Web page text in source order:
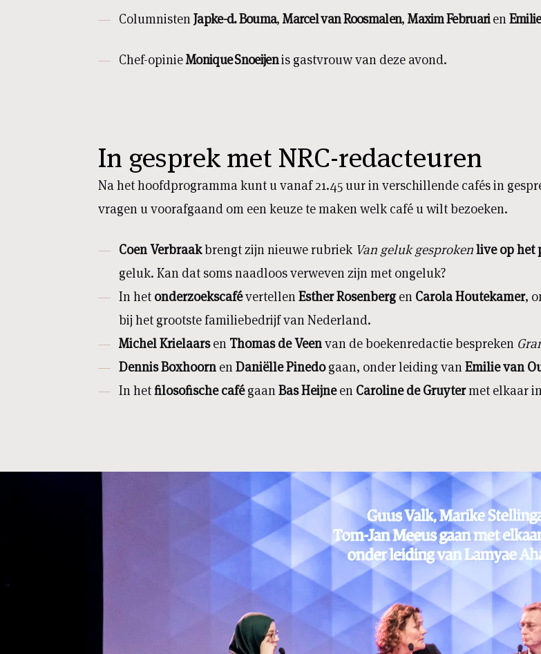
ColumnistenJapke-d. Bouma,Marcel van Roosmalen,Maxim Februarien
Chef-opinieMonique Snoeijenis gastvrouw van deze avond.
In gesprek met NRC-redacteuren
Na het hoofdprogramma kunt u vanaf 21.45 uur in verschillende cafés in
vragen u voorafgaand om een keuze te maken welk café u wilt bezoeken.
Coen Verbraakbrengt zijn nieuwe rubriek Van geluk gesprokenlive op het
geluk. Kan dat soms naadloos verweven zijn met ongeluk?
In het onderzoekscafévertellenEsther Rosenbergen Carola Houtekamer,
bij het grootste familiebedrijf van Nederland.
Michel Krielaarsen Thomas de Veenvan de boekenredactie bespreken
Dennis Boxhoorn enDaniëlle Pinedogaan, onder leiding vanEmilie van
In hetfilosofische cafégaanBas Heijneen Caroline de Gruytermet elkaar